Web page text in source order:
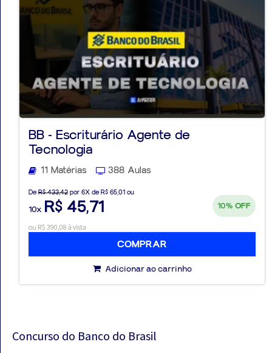
BB - Escriturário Agente de
Tecnologia
11 Matérias 388 Aulas
De R$ 433,42 por 6X de R$ 65,01 ou
10x R$ 45,71 10% OFF
ou R$ 390,08 à vista
COMPRAR
Adicionar ao carrinho
Concurso do Banco do Brasil